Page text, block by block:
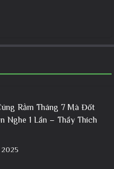
Rằm Tháng 7 Mà Đốt
Nghe 1 Lần – Thầy Thích
2025